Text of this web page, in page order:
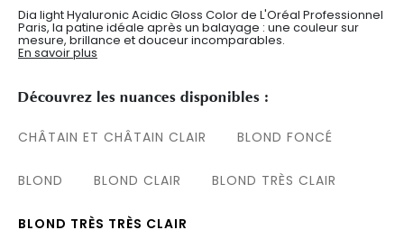
Dia light Hyaluronic Acidic Gloss Color de L'Oréal Professionnel
Paris, la patine idéale après un balayage : une couleur sur
mesure, brillance et douceur incomparables.
En savoir plus
Découvrez les nuances disponibles :
CHÂTAIN ET CHÂTAIN CLAIR BLOND FONCÉ
BLOND BLOND CLAIR BLOND TRÈS CLAIR
BLOND TRÈS TRÈS CLAIR